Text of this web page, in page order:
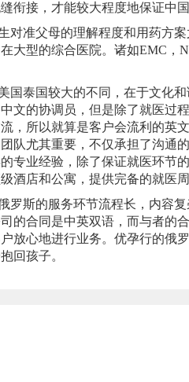
衔接，才能较大程度地保证中
准父母的理解程度和用药方案
大型的综合医院。诸如EMC，
泰国较大的不同，在于文化和
文的协调员，但是除了就医过
，所以就算是客户会流利的英
队尤其重要，不仅承担了沟通
专业经验，除了保证就医环节
酒店和公寓，提供完备的就医周
斯的服务环节流程长，内容复
的合同是中英双语，而与者的
放心地进行业务。优孕行的俄
回孩子。